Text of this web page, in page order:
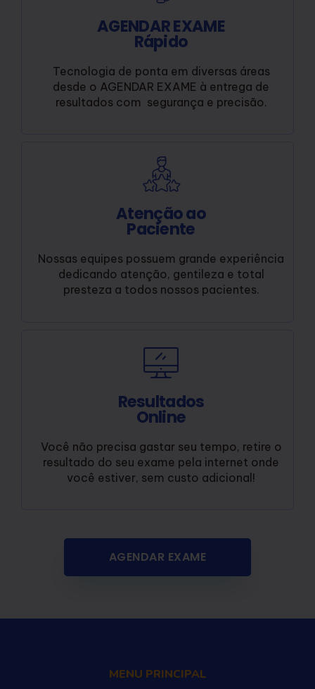
AGENDAR EXAME
Rápido
Tecnologia de ponta em diversas áreas
desde o AGENDAR EXAME à entrega de
resultados com segurança e precisão.
Atenção ao
Paciente
Nossas equipes possuem grande experiência
dedicando atenção, gentileza e total
presteza a todos nossos pacientes.
Resultados
Online
Você não precisa gastar seu tempo, retire o
resultado do seu exame pela internet onde
você estiver, sem custo adicional!
AGENDAR EXAME
MENU PRINCIPAL